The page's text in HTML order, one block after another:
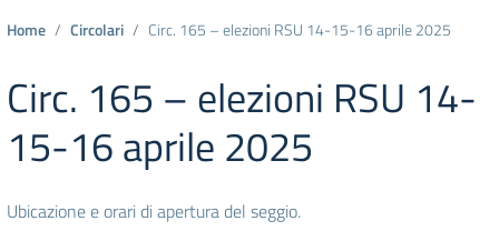
Home Circolari Circ. 165 – elezioni RSU 14-15-16 aprile 2025
Circ. 165 – elezioni RSU 14-
15-16 aprile 2025
Ubicazione e orari di apertura del seggio.